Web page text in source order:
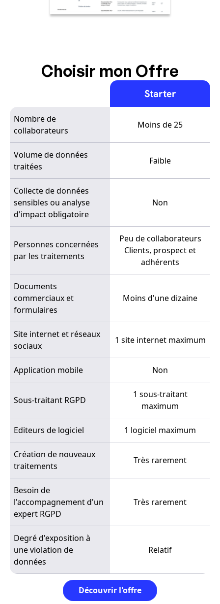
Choisir mon Offre
Starter
Nombre de
collaborateurs
Moins de 25
Volume de données
traitées
Faible
Collecte de données
sensibles ou analyse
d'impact obligatoire
Non
Personnes concernées
par les traitements
Peu de collaborateurs
Clients, prospect et
adhérents
Documents
commerciaux et
formulaires
Moins d'une dizaine
Site internet et réseaux
sociaux
1 site internet maximum
Application mobile Non
Sous-traitant RGPD
1 sous-traitant
maximum
Editeurs de logiciel 1 logiciel maximum
Création de nouveaux
traitements
Très rarement
Besoin de
l'accompagnement d'un
expert RGPD
Très rarement
Degré d'exposition à
une violation de
données
Relatif
Découvrir l'offre